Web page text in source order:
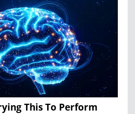
This To Perform